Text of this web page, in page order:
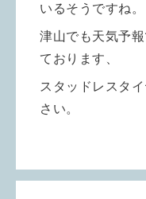
いるそうですね。
津山でも天気予
ております、
スタッドレスタ
さい。